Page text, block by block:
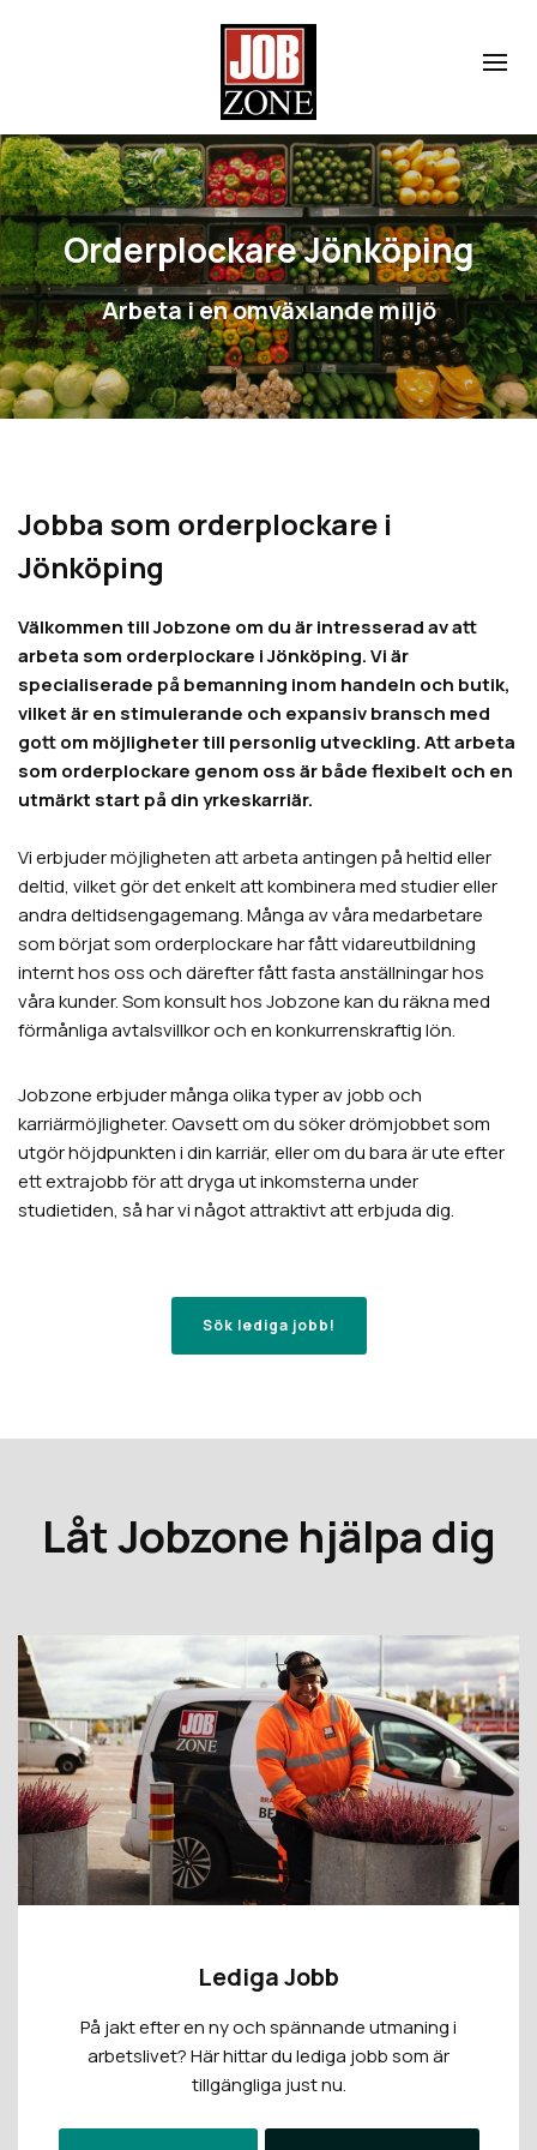
Orderplockare Jönköping
Arbeta i en omväxlande miljö
Jobba som orderplockare i
Jönköping
Välkommen till Jobzone om du är intresserad av att
arbeta som orderplockare i Jönköping. Vi är
specialiserade på bemanning inom handeln och butik,
vilket är en stimulerande och expansiv bransch med
gott om möjligheter till personlig utveckling. Att arbeta
som orderplockare genom oss är både flexibelt och en
utmärkt start på din yrkeskarriär.
Vi erbjuder möjligheten att arbeta antingen på heltid eller
deltid, vilket gör det enkelt att kombinera med studier eller
andra deltidsengagemang. Många av våra medarbetare
som börjat som orderplockare har fått vidareutbildning
internt hos oss och därefter fått fasta anställningar hos
våra kunder. Som konsult hos Jobzone kan du räkna med
förmånliga avtalsvillkor och en konkurrenskraftig lön.
Jobzone erbjuder många olika typer av jobb och
karriärmöjligheter. Oavsett om du söker drömjobbet som
utgör höjdpunkten i din karriär, eller om du bara är ute efter
ett extrajobb för att dryga ut inkomsterna under
studietiden, så har vi något attraktivt att erbjuda dig.
Sök lediga jobb!
Låt Jobzone hjälpa dig
Lediga Jobb
På jakt efter en ny och spännande utmaning i
arbetslivet? Här hittar du lediga jobb som är
tillgängliga just nu.